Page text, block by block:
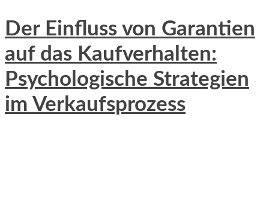
Der Einfluss von Garantien
auf das Kaufverhalten:
Psychologische Strategien
im Verkaufsprozess